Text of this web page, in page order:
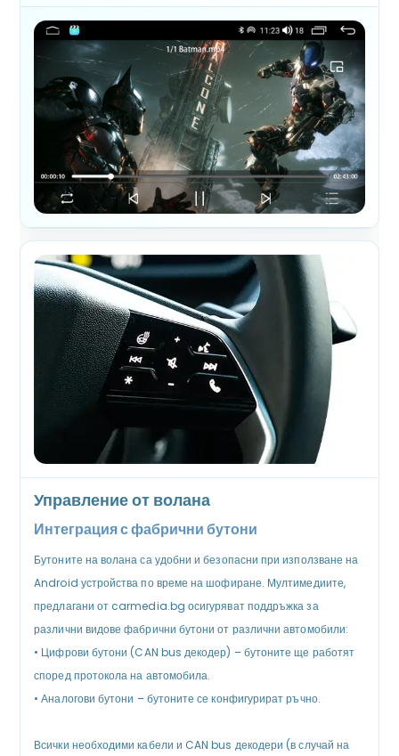
Управление от волана
Интеграция с фабрични бутони
Бутоните на волана са удобни и безопасни при използване на
Android устройства по време на шофиране. Мултимедиите,
предлагани от carmedia.bg осигуряват поддръжка за
различни видове фабрични бутони от различни автомобили:
• Цифрови бутони (CAN bus декодер) – бутоните ще работят
според протокола на автомобила.
• Аналогови бутони – бутоните се конфигурират ръчно.
Всички необходими кабели и CAN bus декодери (в случай на